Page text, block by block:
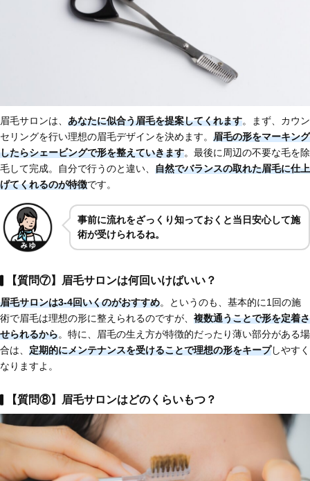
眉毛サロンは、 あなたに似合う眉毛を提案してくれます。まず、カウン
セリングを行い理想の眉毛デザインを決めます。 眉毛の形をマーキング
したらシェービングで形を整えていきます。最後に周辺の不要な毛を除
毛して完成。自分で行うのと違い、 自然でバランスの取れた眉毛に仕上
げてくれるのが特徴です。
事前に流れをざっくり知っておくと当日安心して施
術が受けられるね。
【質問⑦】眉毛サロンは何回いけばいい？
眉毛サロンは3-4回いくのがおすすめ。というのも、基本的に1回の施
術で眉毛は理想の形に整えられるのですが、 複数通うことで形を定着さ
せられるから。特に、眉毛の生え方が特徴的だったり薄い部分がある場
合は、 定期的にメンテナンスを受けることで理想の形をキープしやすく
なりますよ。
【質問⑧】眉毛サロンはどのくらいもつ？